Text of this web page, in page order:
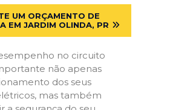
UM ORÇAMENTO DE
EM JARDIM OLINDA, PR
no circuito
não apenas
dos seus
mas também